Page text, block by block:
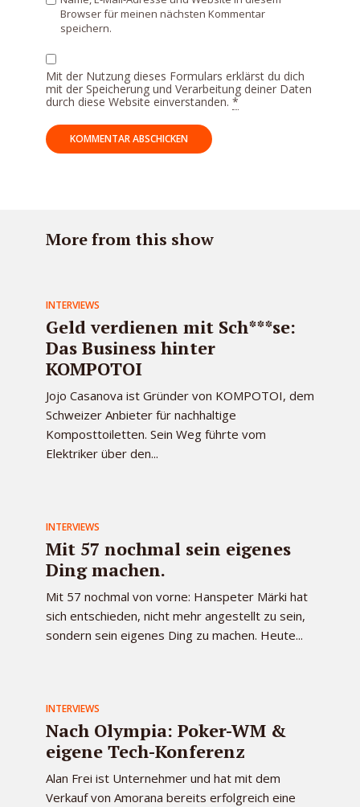
Browser für meinen nächsten Kommentar
speichern.
Mit der Nutzung dieses Formulars erklärst du dich
mit der Speicherung und Verarbeitung deiner Daten
durch diese Website einverstanden. *
More from this show
INTERVIEWS
Geld verdienen mit Sch***se:
Das Business hinter
KOMPOTOI
Jojo Casanova ist Gründer von KOMPOTOI, dem
Schweizer Anbieter für nachhaltige
Komposttoiletten. Sein Weg führte vom
Elektriker über den...
INTERVIEWS
Mit 57 nochmal sein eigenes
Ding machen.
Mit 57 nochmal von vorne: Hanspeter Märki hat
sich entschieden, nicht mehr angestellt zu sein,
sondern sein eigenes Ding zu machen. Heute...
INTERVIEWS
Nach Olympia: Poker-WM &
eigene Tech-Konferenz
Alan Frei ist Unternehmer und hat mit dem
Verkauf von Amorana bereits erfolgreich eine